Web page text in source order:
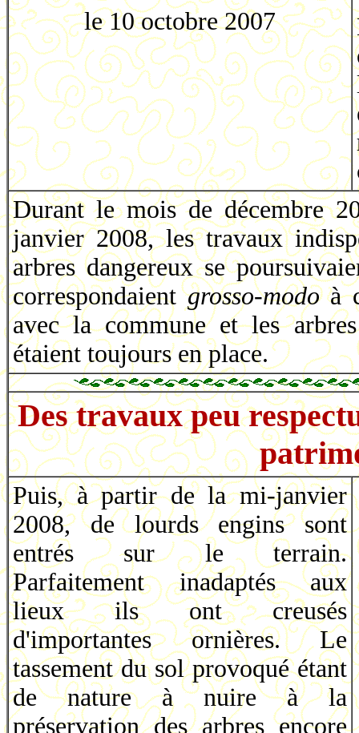
le 10 octobre 2007
Durant le mois de décembre
janvier 2008, les travaux
arbres dangereux se
correspondaientgrosso-modoà
avec la commune et les
étaient toujours en place.
Des travaux peu
Puis, à partir de la mi-janvier
2008, de lourds engins sont
entrés sur le terrain.
Parfaitement inadaptés aux
lieux ils ont creusés
d'importantes ornières. Le
tassement du sol provoqué étant
de nature à nuire à la
préservation des arbres encore